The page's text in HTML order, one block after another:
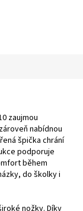
zaujmou
nabídnou
špička chrání
podporuje
během
do školky i
nožky. Díky